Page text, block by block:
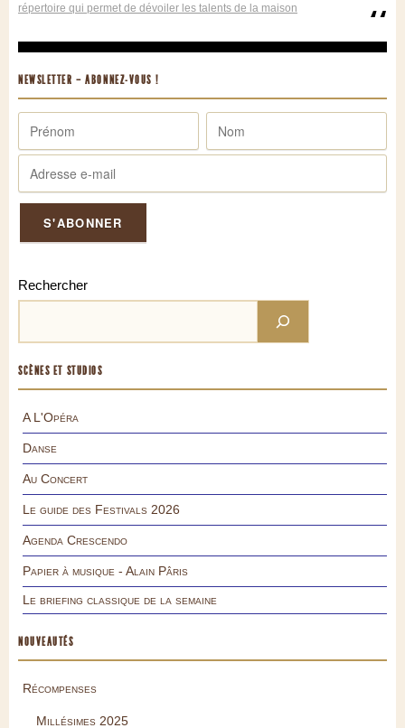
répertoire qui permet de dévoiler les talents de la maison
NEWSLETTER – ABONNEZ-VOUS !
Rechercher
SCÈNES ET STUDIOS
A L'Opéra
Danse
Au Concert
Le guide des Festivals 2026
Agenda Crescendo
Papier à musique - Alain Pâris
Le briefing classique de la semaine
NOUVEAUTÉS
Récompenses
Millésimes 2025